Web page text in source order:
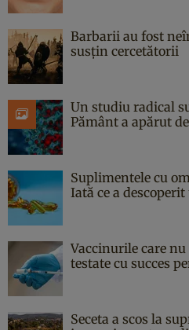
Barbarii au fost
susțin cercetătorii
Un studiu radical
Pământ a apărut
Suplimentele cu
Iată ce a
Vaccinurile care
testate cu succes
Seceta a scos la